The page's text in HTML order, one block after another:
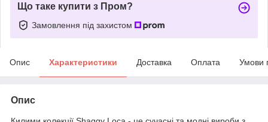
Що таке купити з Пром?
Замовлення під захистом
Опис Характеристики Доставка Оплата Умови
Опис